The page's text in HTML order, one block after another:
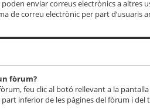
enviar correus electrònics a
de correu electrònic per part d’usuaris
fòrum?
feu clic al botó rellevant a la
inferior de les pàgines del fòrum i